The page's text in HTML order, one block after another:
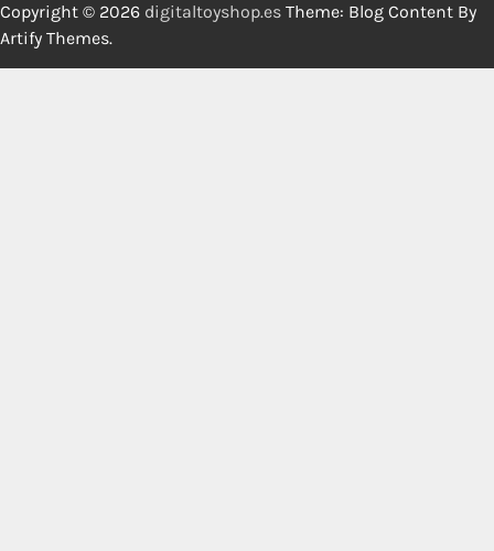
Copyright © 2026 digitaltoyshop.es Theme: Blog Content By
Artify Themes.